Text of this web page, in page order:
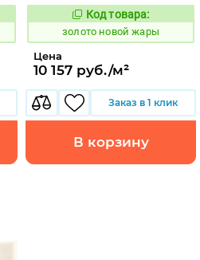
523775
Код товара:
золото новой жары
Цена
10 157 руб./м²
Заказ в 1 клик
В корзину